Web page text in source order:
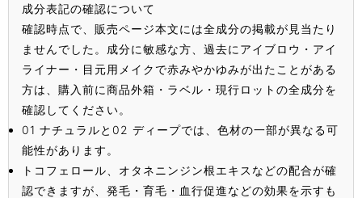
成分表記の確認について
確認時点で、販売ページ本文には全成分の掲載が見当たり
ませんでした。成分に敏感な方、過去にアイブロウ・アイ
ライナー・目元用メイクで赤みやかゆみが出たことがある
方は、購入前に商品外箱・ラベル・現行ロットの全成分を
確認してください。
01 ナチュラルと02 ディープでは、色材の一部が異なる可
能性があります。
トコフェロール、オタネニンジン根エキスなどの配合が確
認できますが、発毛・育毛・血行促進などの効果を示すも